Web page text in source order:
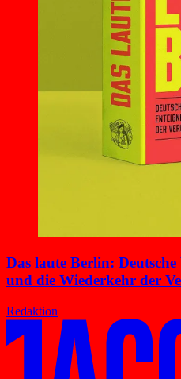
Das laute Berlin:
und die Wiederkehr der
Redaktion